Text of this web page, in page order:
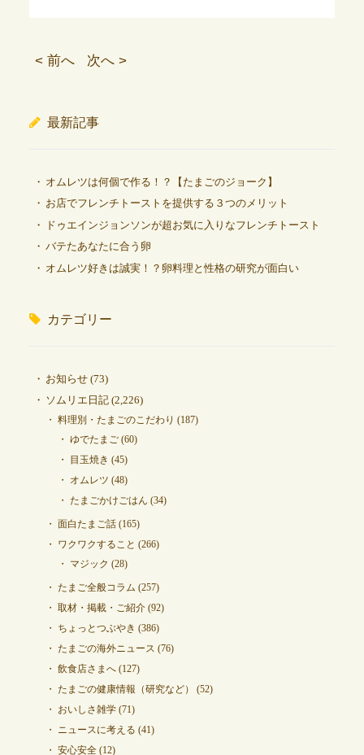
< 前へ 次へ >
最新記事
オムレツは何個で作る！？【たまごのジョーク】
お店でフレンチトーストを提供する３つのメリット
ドゥエインジョンソンが超お気に入りなフレンチトースト
バテたあなたに合う卵
オムレツ好きは誠実！？卵料理と性格の研究が面白い
カテゴリー
お知らせ(73)
ソムリエ日記(2,226)
料理別・たまごのこだわり (187)
ゆでたまご(60)
目玉焼き (45)
オムレツ (48)
たまごかけごはん (34)
面白たまご話(165)
ワクワクすること (266)
マジック (28)
たまご全般コラム (257)
取材・掲載・ご紹介(92)
ちょっとつぶやき (386)
たまごの海外ニュース (76)
飲食店さまへ(127)
たまごの健康情報（研究など）
(52)
おいしさ雑学(71)
ニュースに考える (41)
安心安全(12)